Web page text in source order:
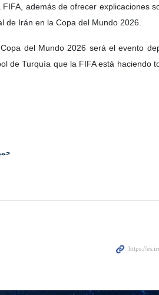
además de ofrecer explicaciones
de Irán en la Copa del Mundo 2026.
del Mundo 2026 será el evento
de Turquía que la FIFA está haciendo